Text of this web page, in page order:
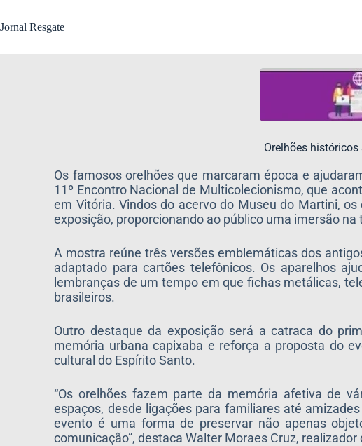
Jornal Resgate
Orelhões
Os famosos orelhões que marcaram época e
11º Encontro Nacional de Multicolecionismo, que
em Vitória. Vindos do acervo do Museu do Martini,
exposição, proporcionando ao público uma imersão
A mostra reúne três versões emblemáticas dos
adaptado para cartões telefônicos. Os aparelhos
lembranças de um tempo em que fichas metálicas,
brasileiros.
Outro destaque da exposição será a catraca do
memória urbana capixaba e reforça a proposta do
cultural do Espírito Santo.
“Os orelhões fazem parte da memória afetiva de
espaços, desde ligações para familiares até
evento é uma forma de preservar não apenas
comunicação”, destaca Walter Moraes Cruz, realizador